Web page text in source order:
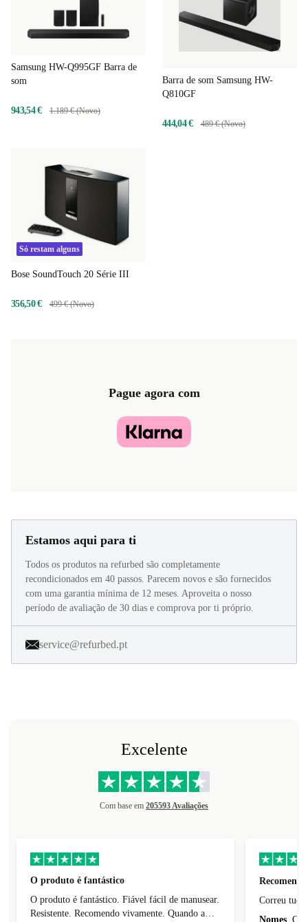
Samsung HW-Q995GF Barra de
som
943,54 € 1.189 € (Novo)
Barra de som Samsung HW-
Q810GF
444,04 € 489 € (Novo)
Só restam alguns
Bose SoundTouch 20 Série III
356,50 € 499 € (Novo)
Pague agora com
Estamos aqui para ti
Todos os produtos na refurbed são completamente
recondicionados em 40 passos. Parecem novos e são fornecidos
com uma garantia mínima de 12 meses. Aproveita o nosso
período de avaliação de 30 dias e comprova por ti próprio.
service@refurbed.pt
Excelente
Com base em 205593 Avaliações
O produto é fantástico
O produto é fantástico. Fiável fácil de manusear.
Resistente. Recomendo vivamente. Quando a
Recomendo
Nomes